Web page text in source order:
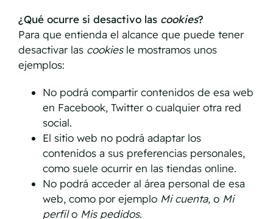
¿Qué ocurre si desactivo las cookies?
Para que entienda el alcance que puede tener
desactivar las cookiesle mostramos unos
ejemplos:
No podrá compartir contenidos de esa web
en Facebook, Twitter o cualquier otra red
social.
El sitio web no podrá adaptar los
contenidos a sus preferencias personales,
como suele ocurrir en las tiendas online.
No podrá acceder al área personal de esa
web, como por ejemplo Mi cuenta, o Mi
perfilo Mis pedidos.